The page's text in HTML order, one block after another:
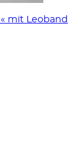
mit Leoband